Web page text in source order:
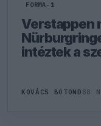
FORMA-1
Verstappen
intéztek a
KOVÁCS BOTOND 88 N